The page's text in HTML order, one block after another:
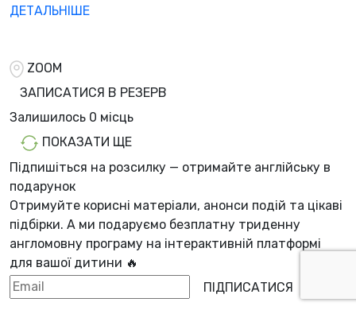
ДЕТАЛЬНІШЕ
ZOOM
ЗАПИСАТИСЯ В РЕЗЕРВ
Залишилось 0 місць
ПОКАЗАТИ ЩЕ
Підпишіться на розсилку — отримайте англійську в
подарунок
Отримуйте корисні матеріали, анонси подій та цікаві
підбірки. А ми подаруємо безплатну триденну
англомовну програму на інтерактивній платформі
для вашої дитини 🔥
ПІДПИСАТИСЯ